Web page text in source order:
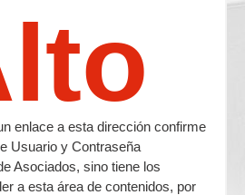
enlace a esta dirección confirme
Usuario y Contraseña
Asociados, sino tiene los
a esta área de contenidos, por